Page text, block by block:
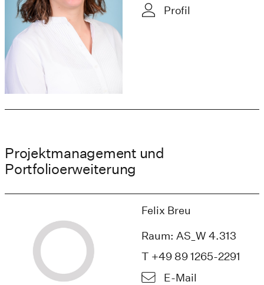
Profil
Projektmanagement und
Portfolioerweiterung
Felix Breu
Raum: AS_W 4.313
T +49 89 1265-2291
E-Mail